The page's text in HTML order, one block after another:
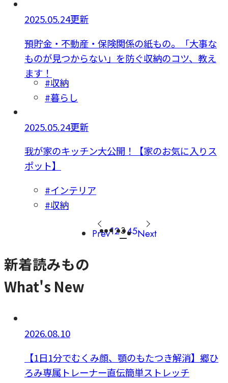
2025.05.24更新
預貯金・不動産・保険関係の紙もの。「大事な
ものが見つからない」を防ぐ収納のコツ、教え
ます！
#収納
#暮らし
2025.05.24更新
我が家のキッチン大公開！【家のお気に入りス
ポット】
#インテリア
#収納
Prev12345Next
新着読みもの
What's New
2026.08.10
【1日1分でむくみ顔、顎のもたつき解消】郷ひ
ろみ専属トレーナー直伝簡単ストレッチ